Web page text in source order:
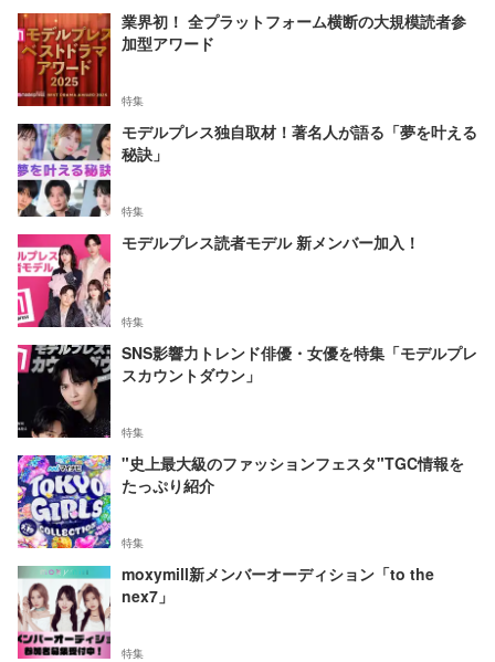
業界初！ 全プラットフォーム横断の大規模読者参
加型アワード
特集
モデルプレス独自取材！著名人が語る「夢を叶える
秘訣」
特集
モデルプレス読者モデル 新メンバー加入！
特集
SNS影響力トレンド俳優・女優を特集「モデルプレ
スカウントダウン」
特集
"史上最大級のファッションフェスタ"TGC情報を
たっぷり紹介
特集
moxymill新メンバーオーディション「to the
nex7」
特集